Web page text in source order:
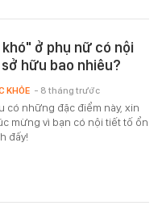
ở phụ nữ có nội
hữu bao nhiêu?
có những đặc điểm này, xin
mừng vì bạn có nội tiết tố ổn
đấy!
KHỎE - 8 tháng trước